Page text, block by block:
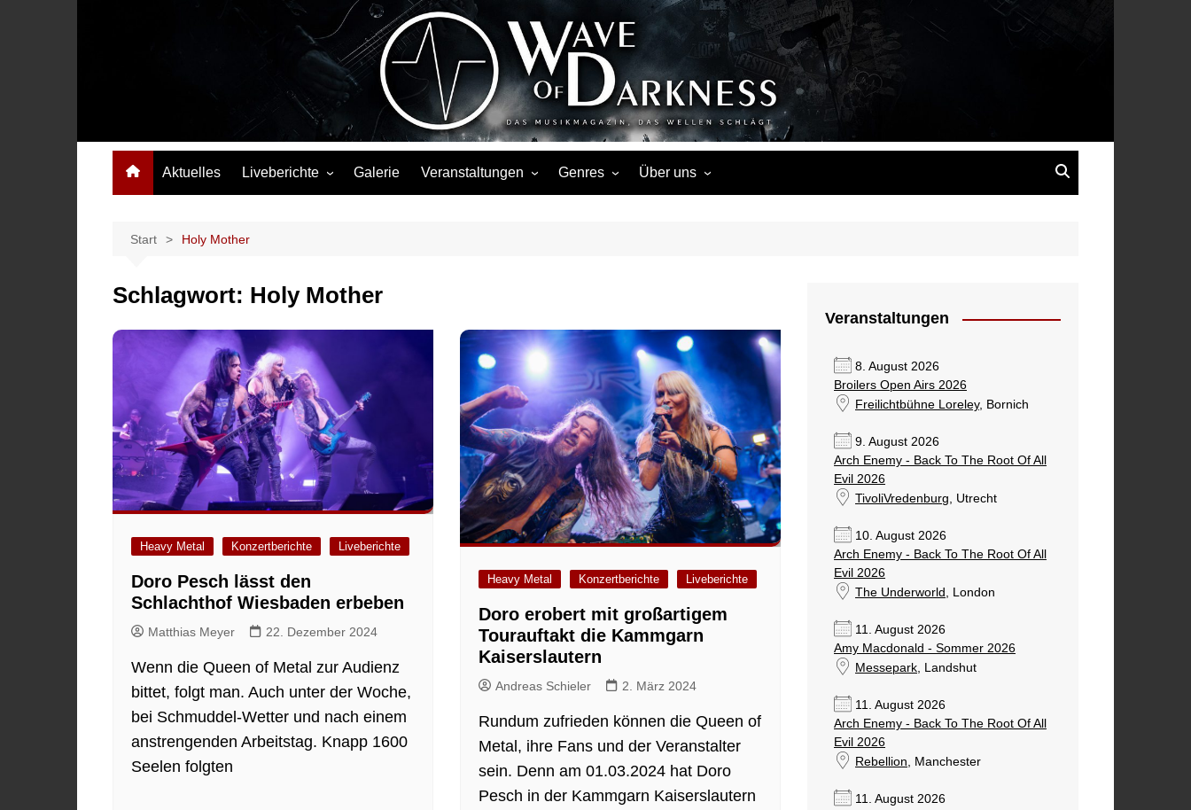
Wave of Darkness
Das Musikmagazin, das Wellen schlägt. Konzerte, Festivals, Events, Fotos, Termine, Interviews, Berichte, Musik
Aktuelles Liveberichte
Festivalberichte
Highlights
Galerie Veranstaltungen
Veranstaltungsorte
Genres
Weitere Genres
Über uns
Start Holy Mother
Schlagwort: Holy Mother
Heavy Metal Konzertberichte Liveberichte
Doro Pesch lässt den
Schlachthof Wiesbaden erbeben
Matthias Meyer 22. Dezember 2024
Wenn die Queen of Metal zur Audienz
bittet, folgt man. Auch unter der Woche,
bei Schmuddel-Wetter und nach einem
anstrengenden Arbeitstag. Knapp 1600
Seelen folgten
Heavy Metal Konzertberichte Liveberichte
Doro erobert mit großartigem
Tourauftakt die Kammgarn
Kaiserslautern
Andreas Schieler 2. März 2024
Rundum zufrieden können die Queen of
Metal, ihre Fans und der Veranstalter
sein. Denn am 01.03.2024 hat Doro
Pesch in der Kammgarn Kaiserslautern
Veranstaltungen
8. August 2026
Broilers Open Airs 2026
Freilichtbühne Loreley, Bornich
9. August 2026
Arch Enemy - Back To The Root Of All
Evil 2026
TivoliVredenburg, Utrecht
10. August 2026
Arch Enemy - Back To The Root Of All
Evil 2026
The Underworld , London
11. August 2026
Amy Macdonald - Sommer 2026
Messepark, Landshut
11. August 2026
Arch Enemy - Back To The Root Of All
Evil 2026
Rebellion, Manchester
11. August 2026